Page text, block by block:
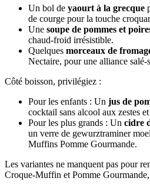
Un bol de yaourt à la grecque
de courge pour la touche
Une soupe de pommes et
chaud-froid irrésistible.
Quelques morceaux de
Nectaire, pour une alliance salé-
Côté boisson, privilégiez :
Pour les enfants : Un jus de
cocktail sans alcool aux zestes
Pour les plus grands : Un cidre
un verre de gewurztraminer
Muffins Pomme Gourmande.
Les variantes ne manquent pas pour
Croque-Muffin et Pomme